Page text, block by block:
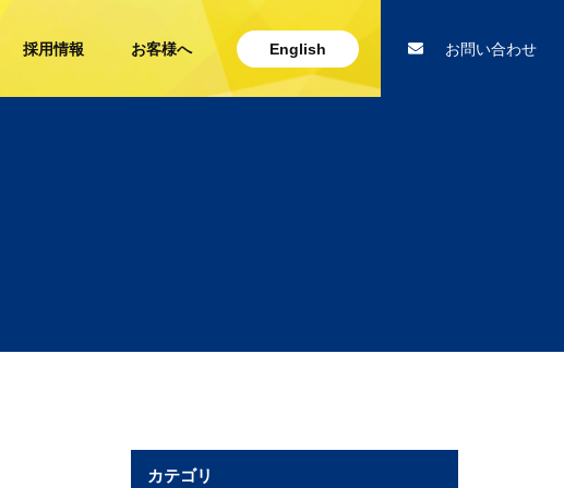
採用情報 お客様へ English お問い合わせ
カテゴリ